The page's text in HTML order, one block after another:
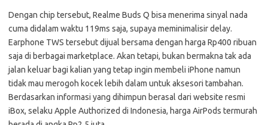
Dengan chip tersebut, Realme Buds Q bisa menerima sinyal nada
cuma didalam waktu 119ms saja, supaya meminimalisir delay.
Earphone TWS tersebut dijual bersama dengan harga Rp400 ribuan
saja di berbagai marketplace. Akan tetapi, bukan bermakna tak ada
jalan keluar bagi kalian yang tetap ingin membeli iPhone namun
tidak mau merogoh kocek lebih dalam untuk aksesori tambahan.
Berdasarkan informasi yang dihimpun berasal dari website resmi
iBox, selaku Apple Authorized di Indonesia, harga AirPods termurah